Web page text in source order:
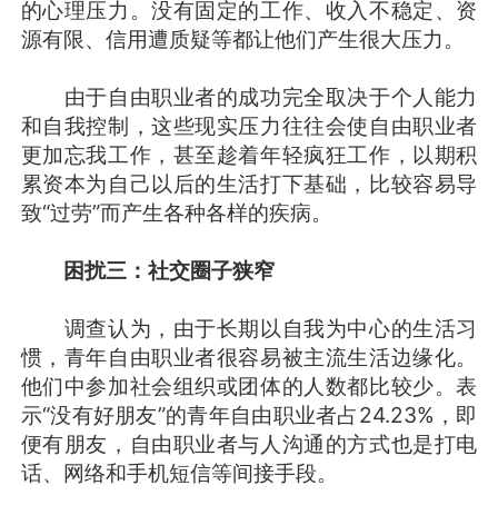
的心理压力。没有固定的工作、收入不稳定、资
源有限、信用遭质疑等都让他们产生很大压力。
由于自由职业者的成功完全取决于个人能力
和自我控制，这些现实压力往往会使自由职业者
更加忘我工作，甚至趁着年轻疯狂工作，以期积
累资本为自己以后的生活打下基础，比较容易导
致“过劳”而产生各种各样的疾病。
困扰三：社交圈子狭窄
调查认为，由于长期以自我为中心的生活习
惯，青年自由职业者很容易被主流生活边缘化。
他们中参加社会组织或团体的人数都比较少。表
示“没有好朋友”的青年自由职业者占24.23%，即
便有朋友，自由职业者与人沟通的方式也是打电
话、网络和手机短信等间接手段。